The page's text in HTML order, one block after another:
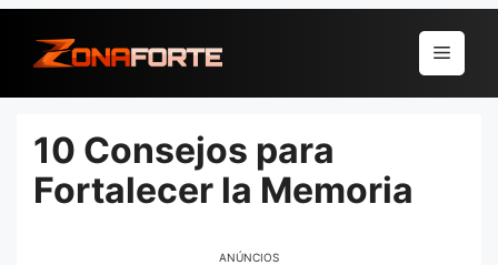
para
conteúdo
Menu
10 Consejos para
Fortalecer la Memoria
ANÚNCIOS